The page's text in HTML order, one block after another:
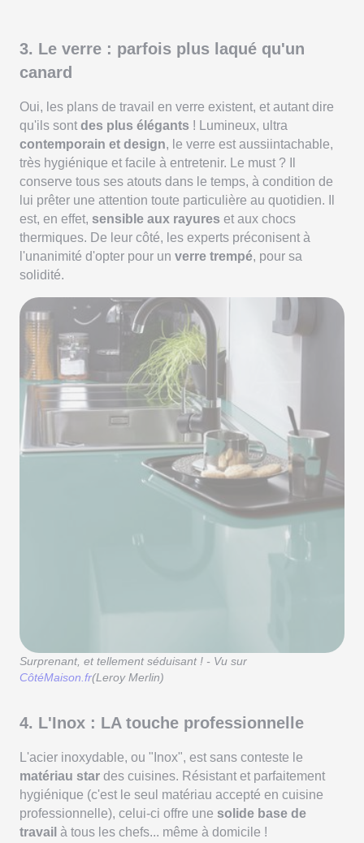
3. Le verre : parfois plus laqué qu'un
canard
Oui, les plans de travail en verre existent, et autant dire
qu'ils sont des plus élégants ! Lumineux, ultra
contemporain et design, le verre est aussiintachable,
très hygiénique et facile à entretenir. Le must ? Il
conserve tous ses atouts dans le temps, à condition de
lui prêter une attention toute particulière au quotidien. Il
est, en effet, sensible aux rayures et aux chocs
thermiques. De leur côté, les experts préconisent à
l'unanimité d'opter pour un verre trempé, pour sa
solidité.
Surprenant, et tellement séduisant ! - Vu sur
CôtéMaison.fr(Leroy Merlin)
4. L'Inox : LA touche professionnelle
L'acier inoxydable, ou "Inox", est sans conteste le
matériau star des cuisines. Résistant et parfaitement
hygiénique (c'est le seul matériau accepté en cuisine
professionnelle), celui-ci offre une solide base de
travail à tous les chefs... même à domicile !